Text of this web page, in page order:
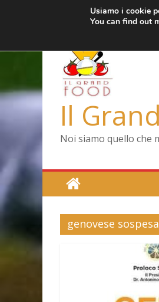
giovedì, Agosto 6, 2026
Il
Noi siamo quello che
genovese sospesa
Usiamo i cookie
You can find out